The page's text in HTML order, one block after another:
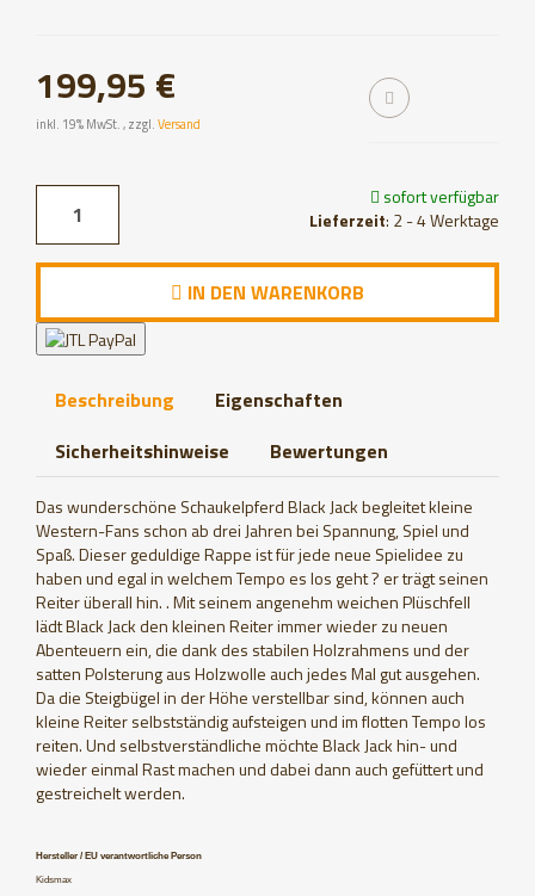
199,95 €
inkl. 19% MwSt. , zzgl.Versand
sofort verfügbar
Lieferzeit: 2 - 4 Werktage
IN DEN WARENKORB
Beschreibung
Eigenschaften
Sicherheitshinweise
Bewertungen
Das wunderschöne Schaukelpferd Black Jack begleitet kleine
Western-Fans schon ab drei Jahren bei Spannung, Spiel und
Spaß. Dieser geduldige Rappe ist für jede neue Spielidee zu
haben und egal in welchem Tempo es los geht ? er trägt seinen
Reiter überall hin. . Mit seinem angenehm weichen Plüschfell
lädt Black Jack den kleinen Reiter immer wieder zu neuen
Abenteuern ein, die dank des stabilen Holzrahmens und der
satten Polsterung aus Holzwolle auch jedes Mal gut ausgehen.
Da die Steigbügel in der Höhe verstellbar sind, können auch
kleine Reiter selbstständig aufsteigen und im flotten Tempo los
reiten. Und selbstverständliche möchte Black Jack hin- und
wieder einmal Rast machen und dabei dann auch gefüttert und
gestreichelt werden.
Hersteller / EU verantwortliche Person
Kidsmax